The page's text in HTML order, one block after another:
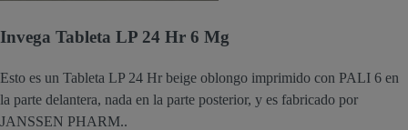
Invega Tableta LP 24 Hr 6 Mg
Esto es un Tableta LP 24 Hr beige oblongo imprimido con PALI 6 en
la parte delantera, nada en la parte posterior, y es fabricado por
JANSSEN PHARM..